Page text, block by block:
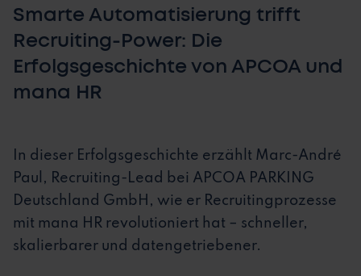
Smarte Automatisierung trifft
Recruiting-Power: Die
Erfolgsgeschichte von APCOA und
mana HR
In dieser Erfolgsgeschichte erzählt Marc-André
Paul, Recruiting-Lead bei APCOA PARKING
Deutschland GmbH, wie er Recruitingprozesse
mit mana HR revolutioniert hat – schneller,
skalierbarer und datengetriebener.